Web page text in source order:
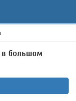
в большом